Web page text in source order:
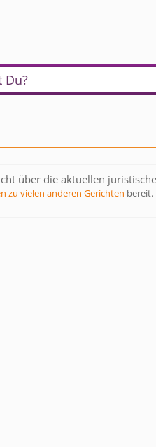
Du?
über die aktuellen
zu vielen anderen Gerichten bereit.